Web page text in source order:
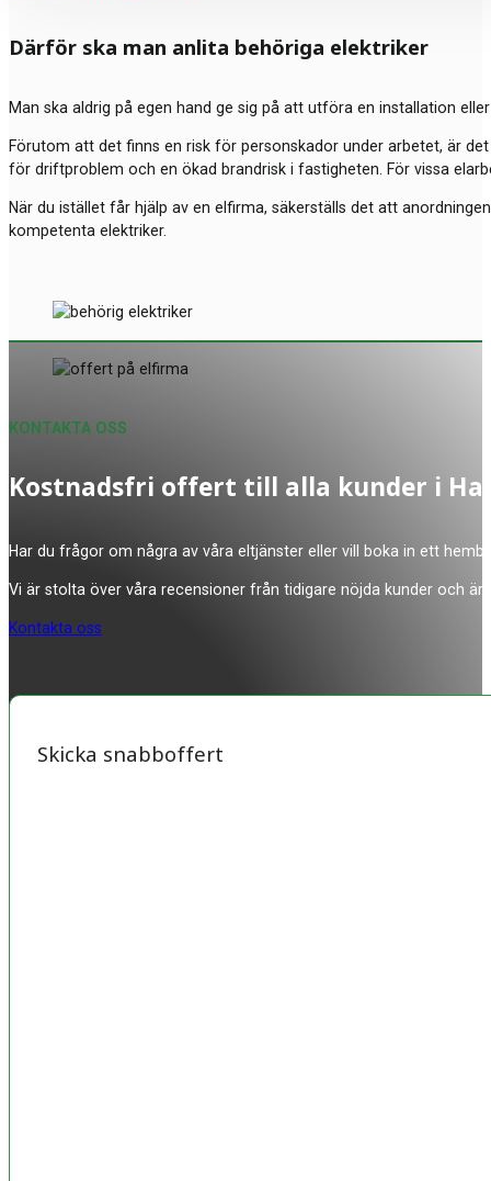
Därför ska man anlita behöriga elektriker
Man ska aldrig på egen hand ge sig på att utföra en installation
Förutom att det finns en risk för personskador under arbetet, är
för driftproblem och en ökad brandrisk i fastigheten. För vissa
När du istället får hjälp av en elfirma, säkerställs det att
kompetenta elektriker.
Kostnadsfri offert till alla kunder i
Har du frågor om några av våra eltjänster eller vill boka in ett
Vi är stolta över våra recensioner från tidigare nöjda kunder och
KONTAKTA OSS
Kontakta oss
Skicka snabboffert